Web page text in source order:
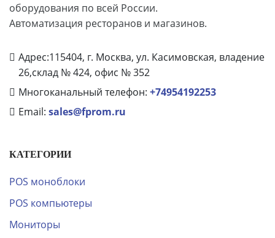
оборудования по всей России.
Автоматизация ресторанов и магазинов.
Адрес:115404, г. Москва, ул. Касимовская, владение
26,склад № 424, офис № 352
Многоканальный телефон: +74954192253
Email: sales@fprom.ru
КАТЕГОРИИ
POS моноблоки
POS компьютеры
Мониторы